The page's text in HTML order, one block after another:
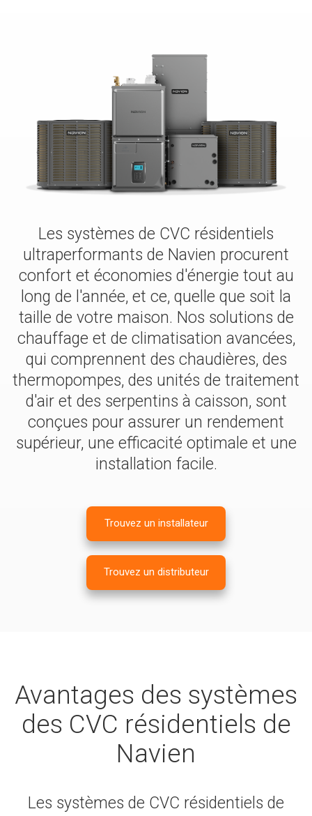
Les systèmes de CVC résidentiels
ultraperformants de Navien procurent
confort et économies d'énergie tout au
long de l'année, et ce, quelle que soit la
taille de votre maison. Nos solutions de
chauffage et de climatisation avancées,
qui comprennent des chaudières, des
thermopompes, des unités de traitement
d'air et des serpentins à caisson, sont
conçues pour assurer un rendement
supérieur, une efficacité optimale et une
installation facile.
Trouvez un installateur
Trouvez un distributeur
Avantages des systèmes
des CVC résidentiels de
Navien
Les systèmes de CVC résidentiels de